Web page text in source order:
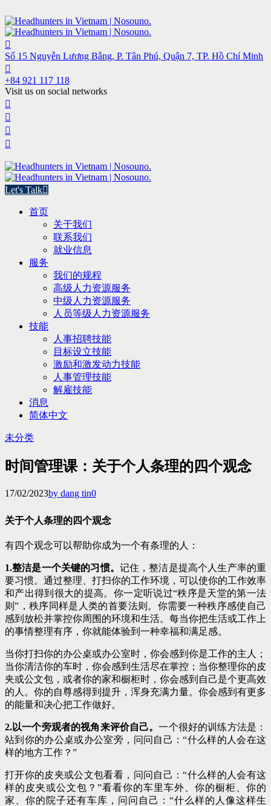
Số 15 Nguyễn Lương Bằng, P. Tân Phú, Quận 7, TP. Hồ Chí Minh
+84 921 117 118
Visit us on social networks
Let's Talk
首页
关于我们
联系我们
就业信息
服务
我们的规程
高级人力资源服务
中级人力资源服务
人员等级人力资源服务
技能
人事招聘技能
目标设立技能
激励和激发动力技能
人事管理技能
解雇技能
消息
简体中文
未分类
时间管理课：关于个人条理的四个观念
17/02/2023by dang tin0
关于个人条理的四个观念
有四个观念可以帮助你成为一个有条理的人：
1.整洁是一个关键的习惯。 记住，整洁是提高个人生产率的重
要习惯。通过整理、打扫你的工作环境，可以使你的工作效率
和产出得到很大的提高。你一定听说过“秩序是天堂的第一法
则”，秩序同样是人类的首要法则。你需要一种秩序感使自己
感到放松并掌控你周围的环境和生活。每当你把生活或工作上
的事情整理有序，你就能体验到一种幸福和满足感。
当你打扫你的办公桌或办公室时，你会感到你是工作的主人；
当你清洁你的车时，你会感到生活尽在掌控；当你整理你的皮
夹或公文包，或者你的家和橱柜时，你会感到自己是个更高效
的人。你的自尊感得到提升，浑身充满力量。你会感到有更多
的能量和决心把工作做好。
2.以一个旁观者的视角来评价自己。一个很好的训练方法是：
站到你的办公桌或办公室旁，问问自己：“什么样的人会在这
样的地方工作？”
打开你的皮夹或公文包看看，问问自己：“什么样的人会有这
样的皮夹或公文包？”看看你的车里车外、你的橱柜、你的
家、你的院子还有车库，问问自己：“什么样的人像这样生